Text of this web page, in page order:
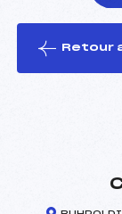
le ski
Retour